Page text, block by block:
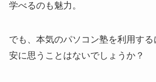
学べるのも魅力。
でも、本気のパソコン塾を利用す
安に思うことはないでしょうか？